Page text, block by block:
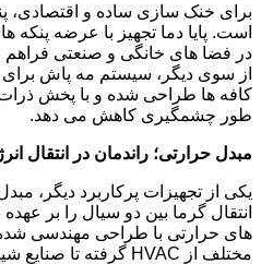
برای خنک ‌سازی ساده و اقتصادی،
است. پایا دما تجهیز با عرضه پنکه‌
در فضا های خانگی و صنعتی فراهم
از سوی دیگر، سیستم مه‌ پاش برای
کافه ‌ها طراحی شده و با پخش
‌طور چشمگیری کاهش می ‌دهد.
مبدل حرارتی؛ راندمان در انتقال
یکی از تجهیزات پرکاربرد دیگر،
انتقال گرما بین دو سیال را بر عهده
‌های حرارتی با طراحی مهندسی ‌شده
مختلف از HVAC گرفته تا صنایع